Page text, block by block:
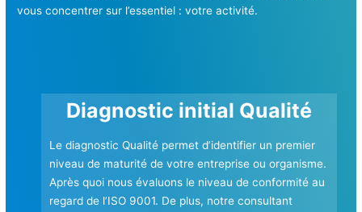
vous concentrer sur l’essentiel : votre activité.
Diagnostic initial Qualité
Le diagnostic Qualité permet d’identifier un premier
niveau de maturité de votre entreprise ou organisme.
Après quoi nous évaluons le niveau de conformité au
regard de l’ISO 9001. De plus, notre consultant